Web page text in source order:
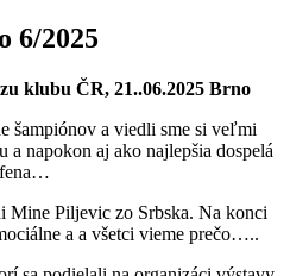
6/2025
klubu ČR, 21..06.2025 Brno
šampiónov a viedli sme si veľmi
a napokon aj ako najlepšia dospelá
fena…
Piljevic zo Srbska. Na konci
a a všetci vieme prečo…..